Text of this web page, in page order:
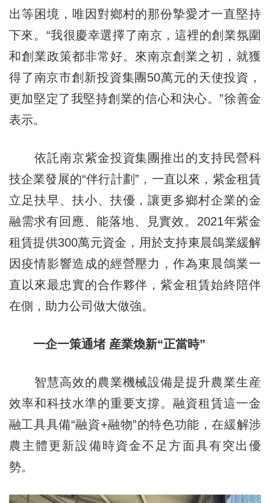
出等困境，唯因對鄉村的那份摯愛才一直堅持
下來。“我很慶幸選擇了南京，這裡的創業氛圍
和創業政策都非常好。來南京創業之初，就獲
得了南京市創新投資集團50萬元的天使投資，
更加堅定了我堅持創業的信心和決心。”徐善金
表示。
依託南京紫金投資集團推出的支持民營科
技企業發展的“伴行計劃”，一直以來，紫金租賃
立足扶早、扶小、扶優，讓更多鄉村企業的金
融需求有回應、能落地、見實效。2021年紫金
租賃提供300萬元資金，用於支持東晨鴿業緩解
因疫情影響造成的經營壓力，作為東晨鴿業一
直以來最忠實的合作夥伴，紫金租賃始終陪伴
在側，助力公司做大做強。
一企一策通堵 産業煥新“正當時”
智慧高效的農業機械設備是提升農業生産
效率和科技水準的重要支撐。融資租賃這一金
融工具具備“融資+融物”的特色功能，在緩解涉
農主體更新設備時資金不足方面具有突出優
勢。